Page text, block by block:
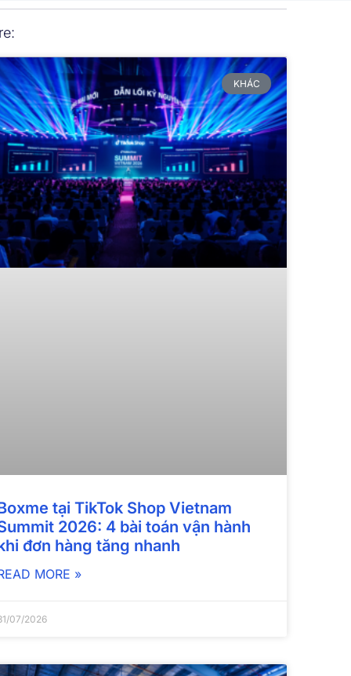
KHÁC
tại TikTok Shop Vietnam
2026: 4 bài toán vận hành
đơn hàng tăng nhanh
MORE »
07/2026